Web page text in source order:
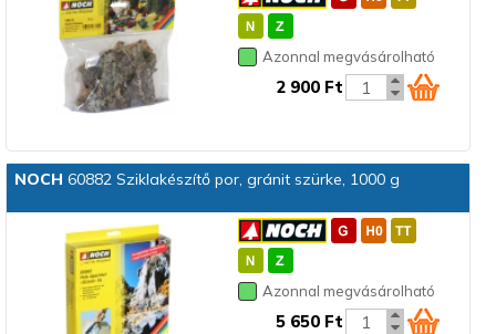
Azonnal megvásárolható
2 900 Ft
NOCH 60882 Sziklakészítő por, gránit szürke, 1000 g
Azonnal megvásárolható
5 650 Ft